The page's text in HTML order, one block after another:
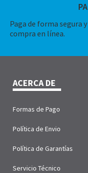
Paga de forma segura
compra en línea.
ACERCA DE
Formas de Pago
Política de Envio
Política de Garantías
Servicio Técnico